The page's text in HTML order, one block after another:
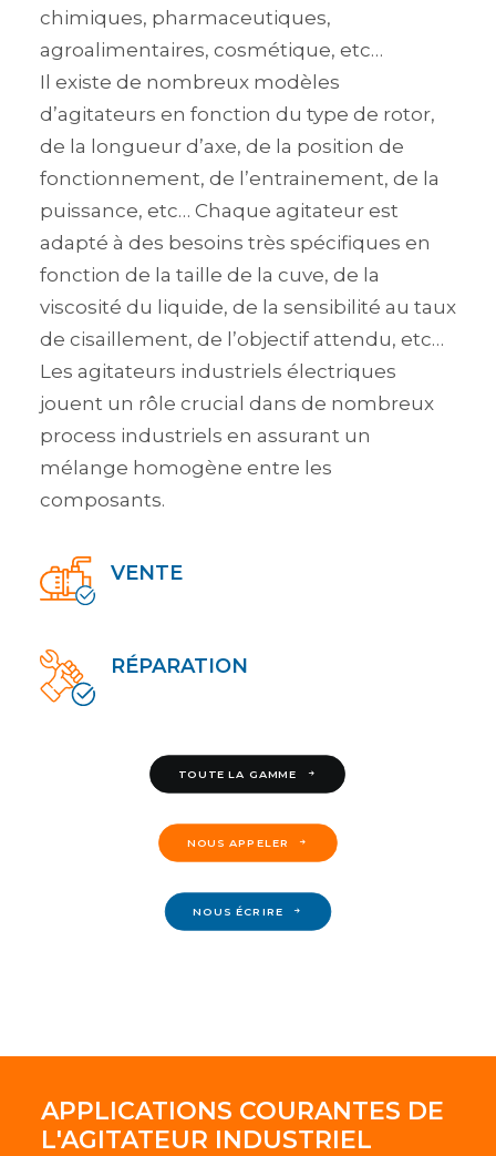
chimiques, pharmaceutiques,
agroalimentaires, cosmétique, etc…
Il existe de nombreux modèles
d’agitateurs en fonction du type de rotor,
de la longueur d’axe, de la position de
fonctionnement, de l’entrainement, de la
puissance, etc… Chaque agitateur est
adapté à des besoins très spécifiques en
fonction de la taille de la cuve, de la
viscosité du liquide, de la sensibilité au taux
de cisaillement, de l’objectif attendu, etc…
Les agitateurs industriels électriques
jouent un rôle crucial dans de nombreux
process industriels en assurant un
mélange homogène entre les
composants.
VENTE
RÉPARATION
TOUTE LA GAMME
NOUS APPELER
NOUS ÉCRIRE
APPLICATIONS COURANTES DE
L'AGITATEUR INDUSTRIEL